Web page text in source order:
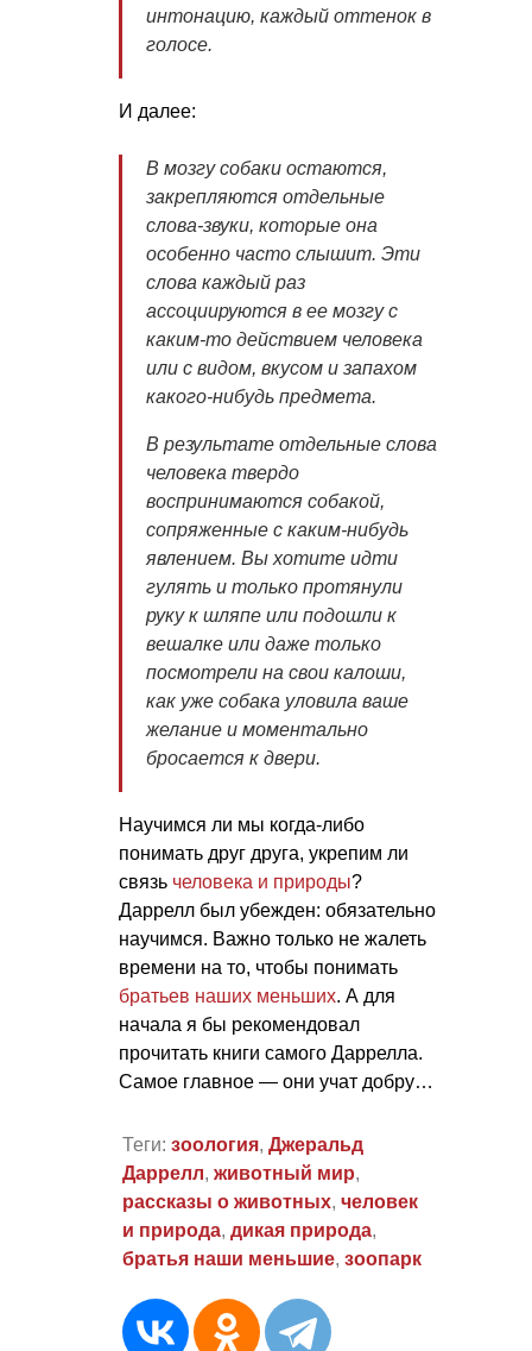
интонацию, каждый оттенок в
голосе.
И далее:
В мозгу собаки остаются,
закрепляются отдельные
слова-звуки, которые она
особенно часто слышит. Эти
слова каждый раз
ассоциируются в ее мозгу с
каким-то действием человека
или с видом, вкусом и запахом
какого-нибудь предмета.
В результате отдельные слова
человека твердо
воспринимаются собакой,
сопряженные с каким-нибудь
явлением. Вы хотите идти
гулять и только протянули
руку к шляпе или подошли к
вешалке или даже только
посмотрели на свои калоши,
как уже собака уловила ваше
желание и моментально
бросается к двери.
Научимся ли мы когда-либо
понимать друг друга, укрепим ли
связь человека и природы?
Даррелл был убежден: обязательно
научимся. Важно только не жалеть
времени на то, чтобы понимать
братьев наших меньших. А для
начала я бы рекомендовал
прочитать книги самого Даррелла.
Самое главное — они учат добру…
Теги: зоология, Джеральд
Даррелл, животный мир,
рассказы о животных, человек
и природа, дикая природа,
братья наши меньшие, зоопарк